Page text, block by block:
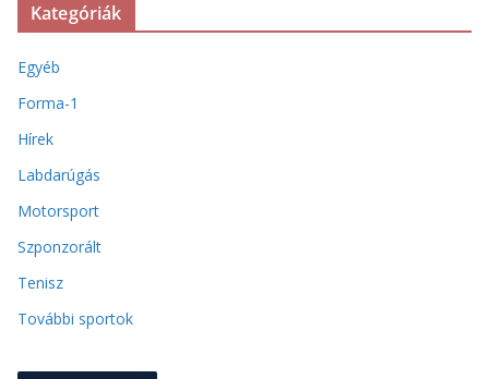
Kategóriák
Egyéb
Forma-1
Hírek
Labdarúgás
Motorsport
Szponzorált
Tenisz
További sportok